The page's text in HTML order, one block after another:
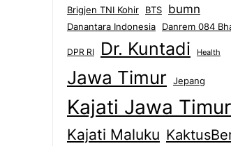
Brigjen TNI Kohir BTS bumn
Danantara Indonesia Danrem 084
DPR RI Dr. Kuntadi Health
Jawa Timur Jepang
Kajati Jawa Timur
Kajati Maluku